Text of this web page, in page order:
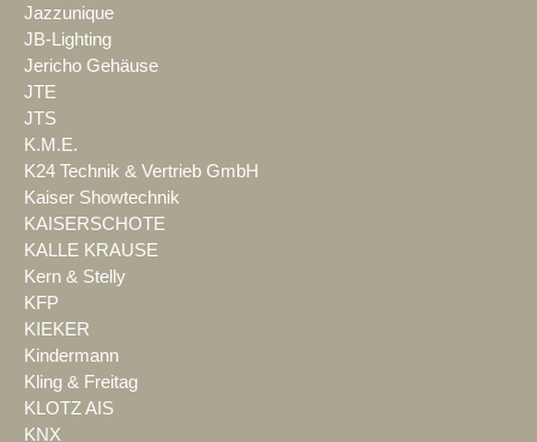
Jazzunique
JB-Lighting
Jericho Gehäuse
JTE
JTS
K.M.E.
K24 Technik & Vertrieb GmbH
Kaiser Showtechnik
KAISERSCHOTE
KALLE KRAUSE
Kern & Stelly
KFP
KIEKER
Kindermann
Kling & Freitag
KLOTZ AIS
KNX